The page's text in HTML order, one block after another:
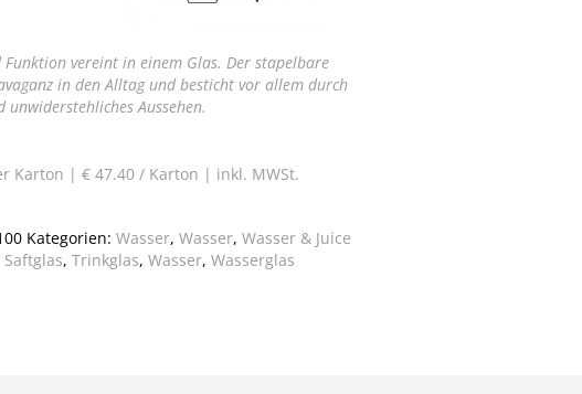
Funktion vereint in einem Glas. Der stapelbare
in den Alltag und besticht vor allem durch
unwiderstehliches Aussehen.
Karton | € 47.40 / Karton | inkl. MWSt.
Kategorien: Wasser, Wasser, Wasser & Juice
Saftglas, Trinkglas, Wasser, Wasserglas